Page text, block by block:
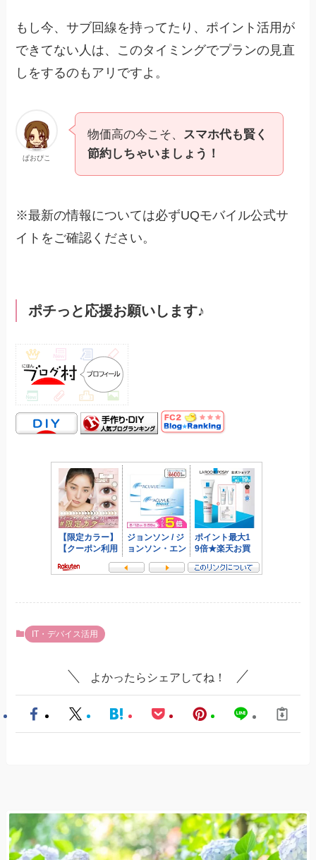
もし今、サブ回線を持ってたり、ポイント活用が
できてない人は、このタイミングでプランの見直
しをするのもアリですよ。
ぱおぴこ
物価高の今こそ、 スマホ代も賢く
節約しちゃいましょう！
※最新の情報については必ずUQモバイル公式サ
イトをご確認ください。
ポチっと応援お願いします♪
IT・デバイス活用
よかったらシェアしてね！